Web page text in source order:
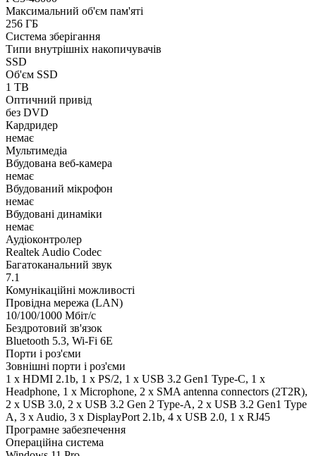
Максимальний об'єм пам'яті
256 ГБ
Система зберігання
Типи внутрішніх накопичувачів
SSD
Об'єм SSD
1 TB
Оптичний привід
без DVD
Кардридер
немає
Мультимедіа
Вбудована веб-камера
немає
Вбудований мікрофон
немає
Вбудовані динаміки
немає
Аудіоконтролер
Realtek Audio Codec
Багатоканальний звук
7.1
Комунікаційні можливості
Провідна мережа (LAN)
10/100/1000 Мбіт/с
Бездротовий зв'язок
Bluetooth 5.3, Wi-Fi 6E
Порти і роз'єми
Зовнішні порти і роз'єми
1 x HDMI 2.1b, 1 x PS/2, 1 x USB 3.2 Gen1 Type-C, 1 x
Нeadphone, 1 х Microphone, 2 x SMA antenna connectors (2T2R),
2 x USB 3.0, 2 x USB 3.2 Gen 2 Type-A, 2 x USB 3.2 Gen1 Type
A, 3 x Audio, 3 x DisplayPort 2.1b, 4 x USB 2.0, 1 x RJ45
Програмне забезпечення
Операційна система